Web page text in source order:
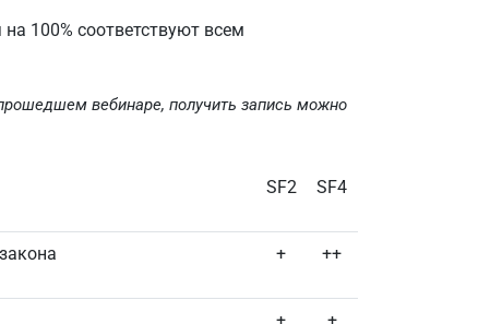
100% соответствуют всем
вебинаре, получить запись можно
SF2 SF4
+ ++
+ +